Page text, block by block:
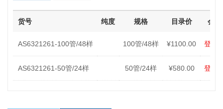
货号 纯度 规格 目录价 会员
AS6321261-100管/48样 100管/48样 ¥1100.00 登录
AS6321261-50管/24样 50管/24样 ¥580.00 登录